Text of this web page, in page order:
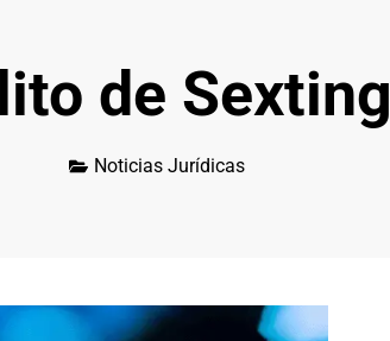
de Sexting
Noticias Jurídicas